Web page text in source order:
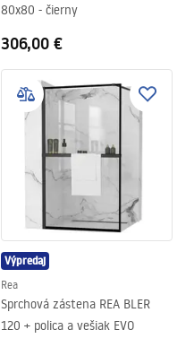
80x80 - čierny
306,00 €
Výpredaj
Rea
Sprchová zástena REA BLER
120 + polica a vešiak EVO